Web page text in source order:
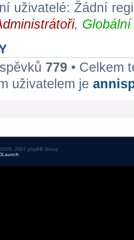
uživatelé: Žádní
,
779 • Celkem
uživatelem je
2007 phpBB Group